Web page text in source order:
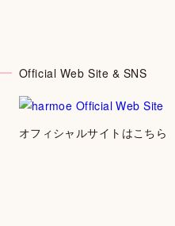
Official Web Site & SNS
オフィシャルサイトはこちら